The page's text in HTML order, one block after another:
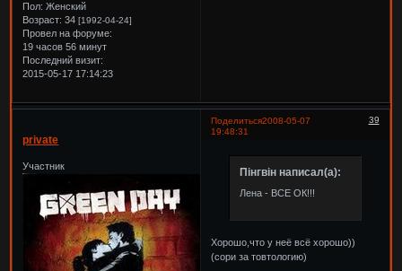
Пол: Женский
Возраст: 34[1992-04-24]
Провел на форуме:
19 часов 56 минут
Последний визит:
2015-05-17 17:14:23
Поделиться 39
2008-05-07
19:48:31
private
Участник Пінгвін написал(а):
Лена - ВСЕ ОК!!!
Хорошо,что у неё всё хорошо))
(сори за товтологию)